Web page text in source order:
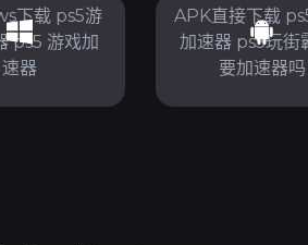
下载 ps5游
ps5 游戏加
速器
APK直接下载
加速器 ps5玩街
要加速器吗